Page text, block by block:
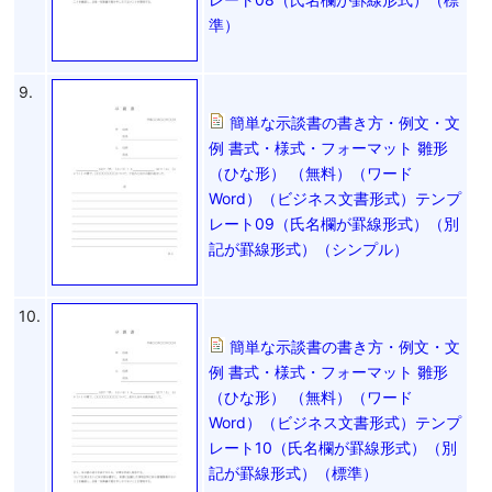
準）
9.
簡単な示談書の書き方・例文・文
例 書式・様式・フォーマット 雛形
（ひな形） （無料）（ワード
Word）（ビジネス文書形式）テンプ
レート09（氏名欄が罫線形式）（別
記が罫線形式）（シンプル）
10.
簡単な示談書の書き方・例文・文
例 書式・様式・フォーマット 雛形
（ひな形） （無料）（ワード
Word）（ビジネス文書形式）テンプ
レート10（氏名欄が罫線形式）（別
記が罫線形式）（標準）